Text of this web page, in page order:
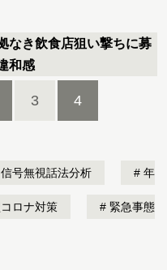
なき飲食店狙い撃ちに募
和感
3 4
信号無視話法分析 年
ロナ対策 緊急事態